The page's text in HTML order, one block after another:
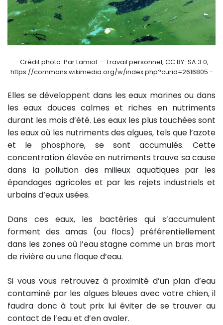
- Crédit photo: Par Lamiot — Travail personnel, CC BY-SA 3.0,
https://commons.wikimedia.org/w/index.php?curid=2616805 -
Elles se développent dans les eaux marines ou dans
les eaux douces calmes et riches en nutriments
durant les mois d’été. Les eaux les plus touchées sont
les eaux où les nutriments des algues, tels que l’azote
et le phosphore, se sont accumulés. Cette
concentration élevée en nutriments trouve sa cause
dans la pollution des milieux aquatiques par les
épandages agricoles et par les rejets industriels et
urbains d’eaux usées.
Dans ces eaux, les bactéries qui s’accumulent
forment des amas (ou flocs) préférentiellement
dans les zones où l’eau stagne comme un bras mort
de rivière ou une flaque d’eau.
Si vous vous retrouvez à proximité d’un plan d’eau
contaminé par les algues bleues avec votre chien, il
faudra donc à tout prix lui éviter de se trouver au
contact de l’eau et d’en avaler.